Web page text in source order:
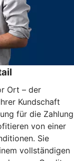
Ort – der
Kundschaft
für die Zahlung
von einer
Sie
vollständigen